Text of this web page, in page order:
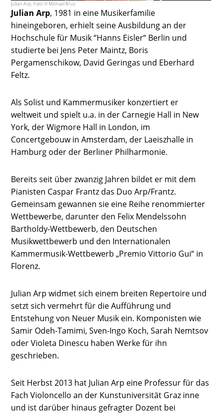
Julian Arp, Foto: © Michael Brus
Julian Arp, 1981 in eine Musikerfamilie
hineingeboren, erhielt seine Ausbildung an der
Hochschule für Musik “Hanns Eisler“ Berlin und
studierte bei Jens Peter Maintz, Boris
Pergamenschikow, David Geringas und Eberhard
Feltz.
Als Solist und Kammermusiker konzertiert er
weltweit und spielt u.a. in der Carnegie Hall in New
York, der Wigmore Hall in London, im
Concertgebouw in Amsterdam, der Laeiszhalle in
Hamburg oder der Berliner Philharmonie.
Bereits seit über zwanzig Jahren bildet er mit dem
Pianisten Caspar Frantz das Duo Arp/Frantz.
Gemeinsam gewannen sie eine Reihe renommierter
Wettbewerbe, darunter den Felix Mendelssohn
Bartholdy-Wettbewerb, den Deutschen
Musikwettbewerb und den Internationalen
Kammermusik-Wettbewerb „Premio Vittorio Gui“ in
Florenz.
Julian Arp widmet sich einem breiten Repertoire und
setzt sich vermehrt für die Aufführung und
Entstehung von Neuer Musik ein. Komponisten wie
Samir Odeh-Tamimi, Sven-Ingo Koch, Sarah Nemtsov
oder Violeta Dinescu haben Werke für ihn
geschrieben.
Seit Herbst 2013 hat Julian Arp eine Professur für das
Fach Violoncello an der Kunstuniversität Graz inne
und ist darüber hinaus gefragter Dozent bei